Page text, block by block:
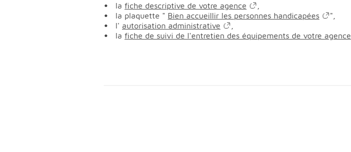
la fiche descriptive de votre agence
la plaquette " Bien accueillir les personnes handicapées
",
l' autorisation administrative
la fiche de suivi de l'entretien des équipements de votre agence